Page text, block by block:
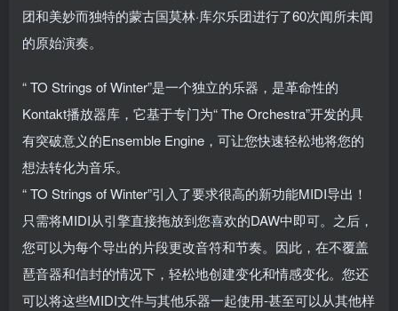
团和美妙而独特的蒙古国莫林·库尔乐团进行了60次闻所未闻
的原始演奏。
“ TO Strings of Winter”是一个独立的乐器，是革命性的
Kontakt播放器库，它基于专门为“ The Orchestra”开发的具
有突破意义的Ensemble Engine，可让您快速轻松地将您的
想法转化为音乐。
“ TO Strings of Winter”引入了要求很高的新功能MIDI导出！
只需将MIDI从引擎直接拖放到您喜欢的DAW中即可。之后，
您可以为每个导出的片段更改音符和节奏。因此，在不覆盖
琶音器和信封的情况下，轻松地创建变化和情感变化。您还
可以将这些MIDI文件与其他乐器一起使用-甚至可以从其他样